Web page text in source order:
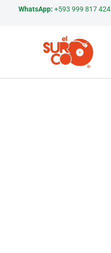
WhatsApp: +593 999 817 424